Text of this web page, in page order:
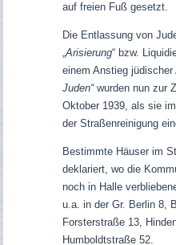
auf freien Fuß gesetzt.
Die Entlassung von
„Arisierung“ bzw.
einem Anstieg jüdischer
Juden“wurden nun zur
Oktober 1939, als sie
der Straßenreinigung
Bestimmte Häuser im
deklariert, wo die
noch in Halle
u.a. in der Gr. Berlin 8,
Forsterstraße 13,
Humboldtstraße 52.